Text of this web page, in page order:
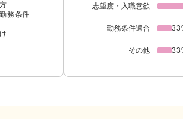
務条件
志望度・入職意欲
勤務条件適合
その他